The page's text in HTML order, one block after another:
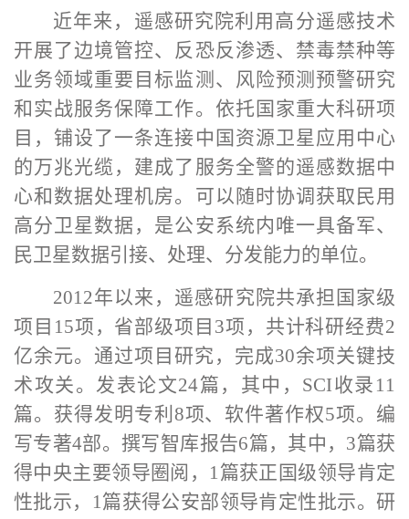
近年来， 遥感研究院利用高分遥感技术
开展了边境管控、反恐反渗透、禁毒禁种等
业务领域重要目标监测、风险预测预警研究
和实战服务保障工作。依托国家重大科研项
目，铺设了一条连接中国资源卫星应用中心
的万兆光缆，建成了服务全警的遥感数据中
心和数据处理机房。可以随时协调获取民用
高分卫星数据，是公安系统内唯一具备军、
民卫星数据引接、处理、分发能力的单位。
2012年以来， 遥感研究院共承担国家级
项目 15项，省部级项目3项，共计科研经费2
亿余元。通过项目研究，完成30余项关键技
术攻关。 发表论文24篇，其中，SCI收录11
篇。 获得发明专利 8项、软件著作权5项。 编
写专著4部。撰写智库报告6篇，其中，3篇获
得中央主要领导圈阅，1篇获正国级领导肯定
性批示，1篇获得公安部领导肯定性批示。 研